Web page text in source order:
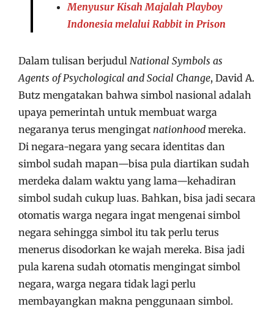
Menyusur Kisah Majalah Playboy
Indonesia melalui Rabbit in Prison
Dalam tulisan berjudul National Symbols as
Agents of Psychological and Social Change, David A.
Butz mengatakan bahwa simbol nasional adalah
upaya pemerintah untuk membuat warga
negaranya terus mengingat nationhood mereka.
Di negara-negara yang secara identitas dan
simbol sudah mapan—bisa pula diartikan sudah
merdeka dalam waktu yang lama—kehadiran
simbol sudah cukup luas. Bahkan, bisa jadi secara
otomatis warga negara ingat mengenai simbol
negara sehingga simbol itu tak perlu terus
menerus disodorkan ke wajah mereka. Bisa jadi
pula karena sudah otomatis mengingat simbol
negara, warga negara tidak lagi perlu
membayangkan makna penggunaan simbol.